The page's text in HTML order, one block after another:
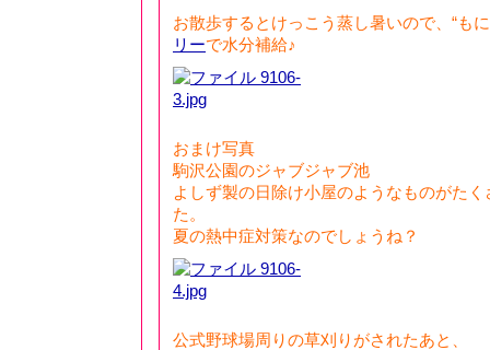
お散歩するとけっこう蒸し暑いので、“も
リーで水分補給♪
おまけ写真
駒沢公園のジャブジャブ池
よしず製の日除け小屋のようなものがた
た。
夏の熱中症対策なのでしょうね？
公式野球場周りの草刈りがされたあと、